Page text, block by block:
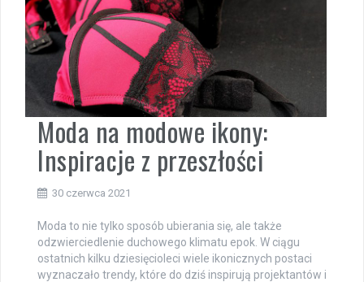
Moda na modowe ikony:
Inspiracje z przeszłości
30 czerwca 2021
Moda to nie tylko sposób ubierania się, ale także
odzwierciedlenie duchowego klimatu epok. W ciągu
ostatnich kilku dziesięcioleci wiele ikonicznych postaci
wyznaczało trendy, które do dziś inspirują projektantów i